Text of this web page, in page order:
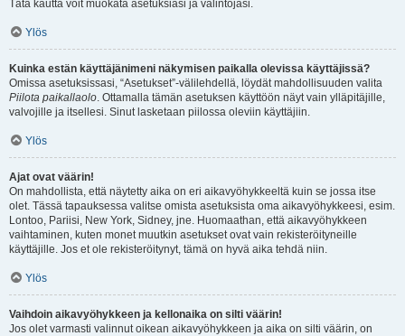
Tätä kautta voit muokata asetuksiasi ja valintojasi.
Ylös
Kuinka estän käyttäjänimeni näkymisen paikalla olevissa käyttäjissä?
Omissa asetuksissasi, “Asetukset”-välilehdellä, löydät mahdollisuuden valita
Piilota paikallaolo. Ottamalla tämän asetuksen käyttöön näyt vain ylläpitäjille,
valvojille ja itsellesi. Sinut lasketaan piilossa oleviin käyttäjiin.
Ylös
Ajat ovat väärin!
On mahdollista, että näytetty aika on eri aikavyöhykkeeltä kuin se jossa itse
olet. Tässä tapauksessa valitse omista asetuksista oma aikavyöhykkeesi, esim.
Lontoo, Pariisi, New York, Sidney, jne. Huomaathan, että aikavyöhykkeen
vaihtaminen, kuten monet muutkin asetukset ovat vain rekisteröityneille
käyttäjille. Jos et ole rekisteröitynyt, tämä on hyvä aika tehdä niin.
Ylös
Vaihdoin aikavyöhykkeen ja kellonaika on silti väärin!
Jos olet varmasti valinnut oikean aikavyöhykkeen ja aika on silti väärin, on